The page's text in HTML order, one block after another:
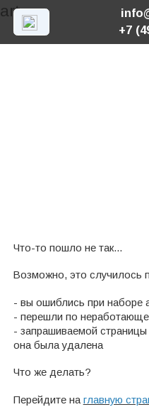
art
+7
Что-то пошло не так...
Возможно, это случилось
- вы ошиблись при наборе
- перешли по
- запрашиваемой
она была удалена
Что же делать?
Перейдите на главную